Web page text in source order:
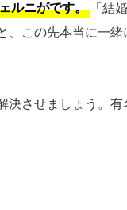
ルニがです。
「結
、この先本当に一
決させましょう。有